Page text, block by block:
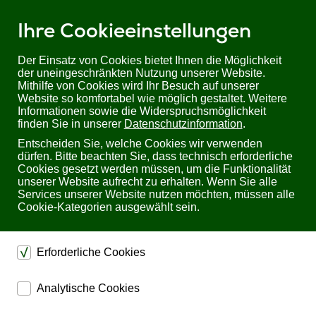
Ihre Cookieeinstellungen
Der Einsatz von Cookies bietet Ihnen die Möglichkeit
der uneingeschränkten Nutzung unserer Website.
Mithilfe von Cookies wird Ihr Besuch auf unserer
Website so komfortabel wie möglich gestaltet. Weitere
Informationen sowie die Widerspruchsmöglichkeit
finden Sie in unserer Datenschutzinformation.
Entscheiden Sie, welche Cookies wir verwenden
dürfen. Bitte beachten Sie, dass technisch erforderliche
Cookies gesetzt werden müssen, um die Funktionalität
unserer Website aufrecht zu erhalten. Wenn Sie alle
Services unserer Website nutzen möchten, müssen alle
Cookie-Kategorien ausgewählt sein.
Erforderliche Cookies
dienen dem technischen einwandfreien Betrieb unserer
Website.
Analytische Cookies
Sie befinden sich hier:Startseite Versandkosten
Versandinformationen zu
Online-Bestellungen
Der Versand erfolgt über unsere Logistikpartner
Nach dem Ihre Bestellung unser Haus verlassen hat übermitteln
Versandkosten bei Online-